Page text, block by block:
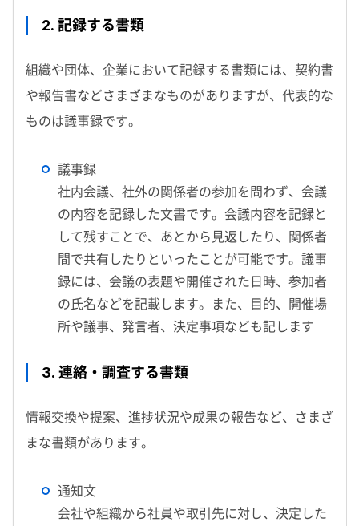
2. 記録する書類
組織や団体、企業において記録する書類には、契約書
や報告書などさまざまなものがありますが、代表的な
ものは議事録です。
議事録
社内会議、社外の関係者の参加を問わず、会議
の内容を記録した文書です。会議内容を記録と
して残すことで、あとから見返したり、関係者
間で共有したりといったことが可能です。議事
録には、会議の表題や開催された日時、参加者
の氏名などを記載します。また、目的、開催場
所や議事、発言者、決定事項なども記します
3. 連絡・調査する書類
情報交換や提案、進捗状況や成果の報告など、さまざ
まな書類があります。
通知文
会社や組織から社員や取引先に対し、決定した